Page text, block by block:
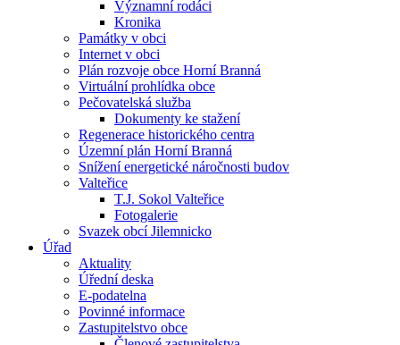
Významní rodáci
Kronika
Památky v obci
Internet v obci
Plán rozvoje obce Horní Branná
Virtuální prohlídka obce
Pečovatelská služba
Dokumenty ke stažení
Regenerace historického centra
Územní plán Horní Branná
Snížení energetické náročnosti budov
Valteřice
T.J. Sokol Valteřice
Fotogalerie
Svazek obcí Jilemnicko
Úřad
Aktuality
Úřední deska
E-podatelna
Povinné informace
Zastupitelstvo obce